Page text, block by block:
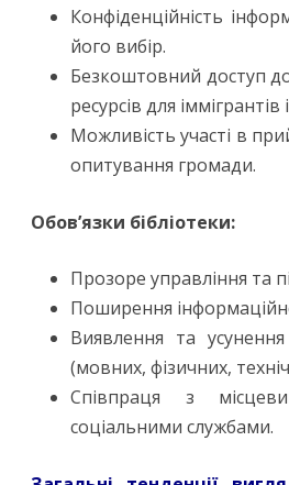
Конфіденційність
його вибір.
Безкоштовний доступ
ресурсів для іммігрантів
Можливість участі в
опитування громади.
Обов’язки бібліотеки:
Прозоре управління та
Поширення
Виявлення та усунення
(мовних, фізичних,
Співпраця з
соціальними службами.